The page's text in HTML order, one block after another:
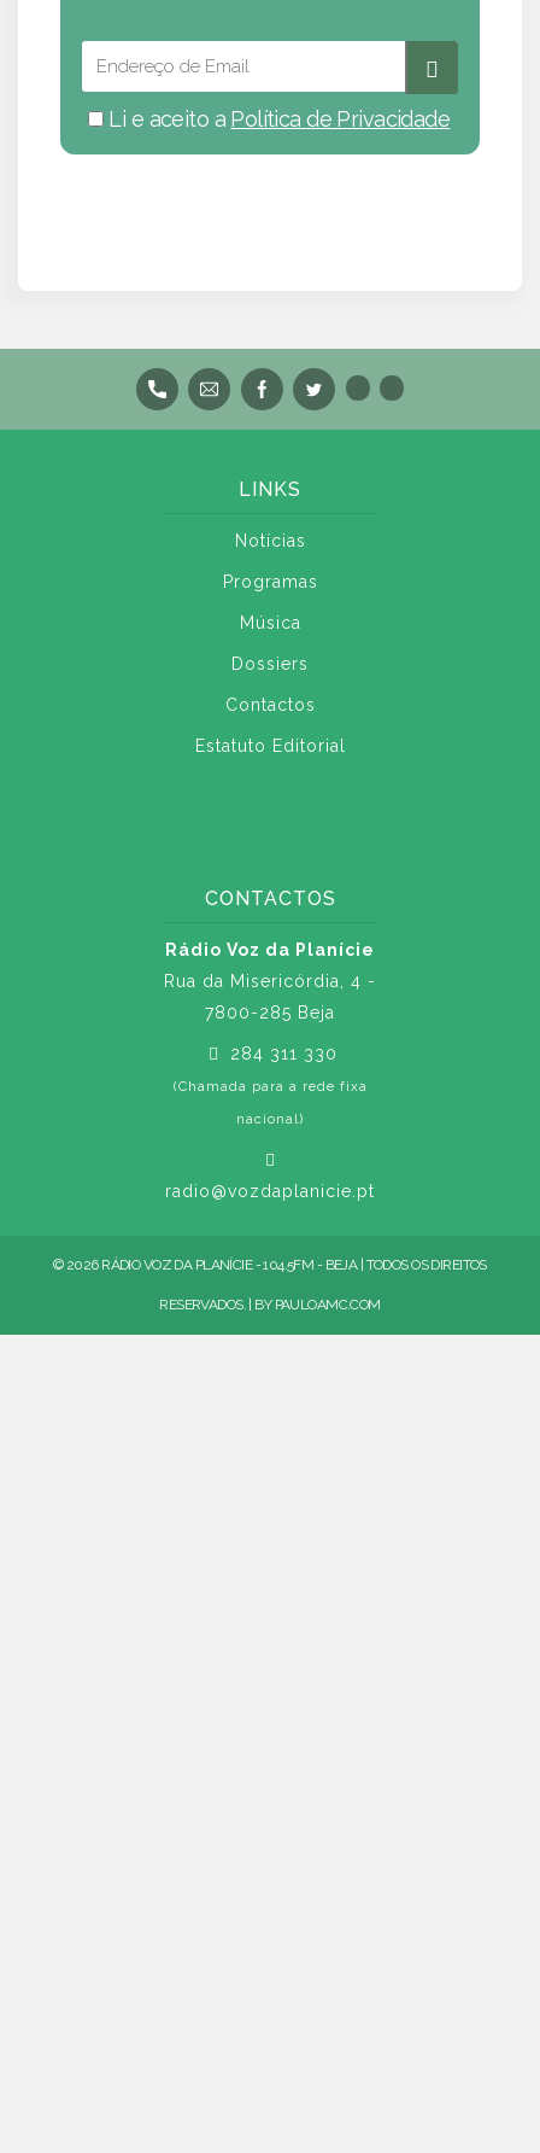
Li e aceito a Política de Privacidade
LINKS
Notícias
Programas
Música
Dossiers
Contactos
Estatuto Editorial
CONTACTOS
Rádio Voz da Planície
Rua da Misericórdia, 4 -
7800-285 Beja
284 311 330
(Chamada para a rede fixa
nacional)
radio@vozdaplanicie.pt
© 2026 RÁDIO VOZ DA PLANÍCIE - 104.5FM - BEJA | TODOS OS DIREITOS
RESERVADOS. | BY PAULOAMC.COM